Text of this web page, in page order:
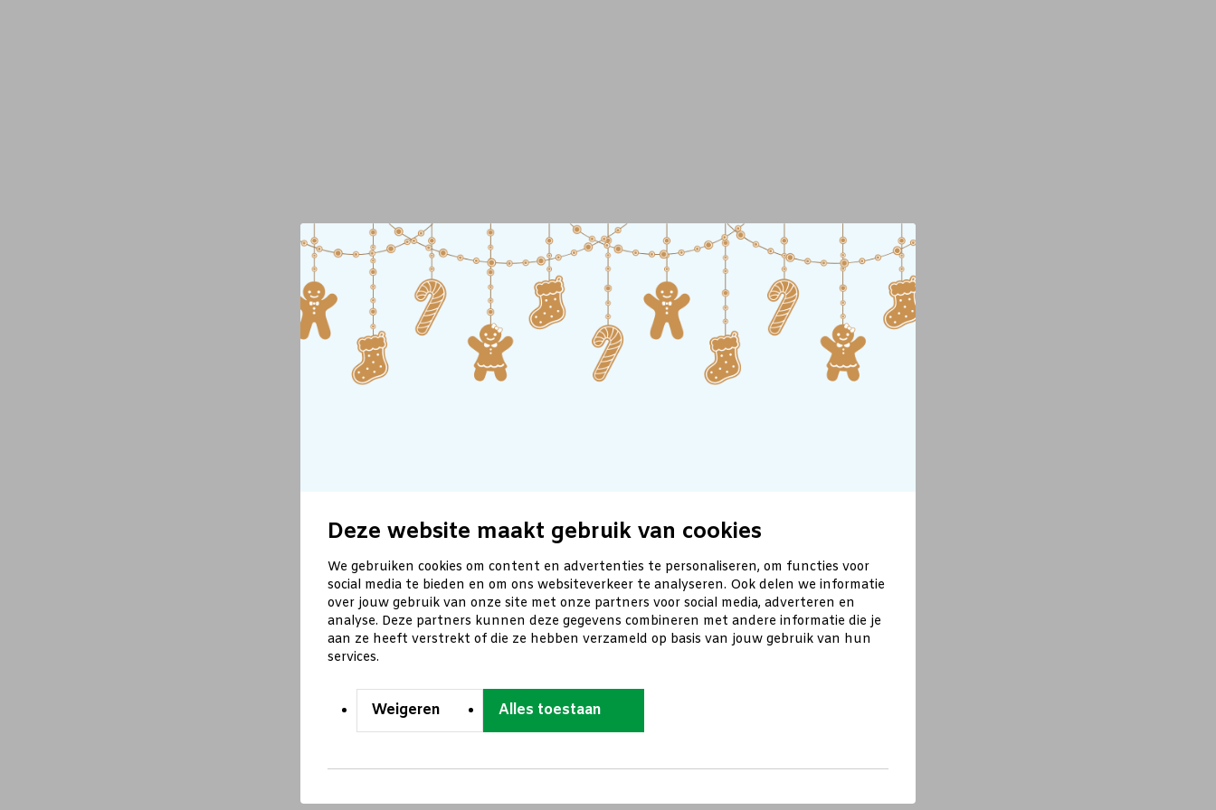
Deze website maakt gebruik van cookies
We gebruiken cookies om content en advertenties te personaliseren, om functies voor
social media te bieden en om ons websiteverkeer te analyseren. Ook delen we informatie
over jouw gebruik van onze site met onze partners voor social media, adverteren en
analyse. Deze partners kunnen deze gegevens combineren met andere informatie die je
aan ze heeft verstrekt of die ze hebben verzameld op basis van jouw gebruik van hun
services.
Weigeren Alles toestaan